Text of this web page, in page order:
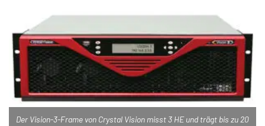
Der Vision-3-Frame von Crystal Vision misst 3 HE und trägt bis zu 20